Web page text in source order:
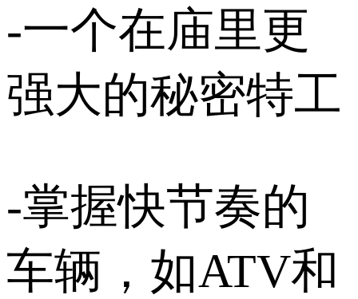
-一个在庙里更
强大的秘密特工
-掌握快节奏的
车辆，如ATV和